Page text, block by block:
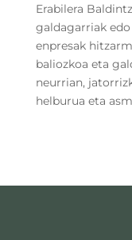
Erabilera
galdagarriak edo
enpresak
baliozkoa eta
neurrian,
helburua eta